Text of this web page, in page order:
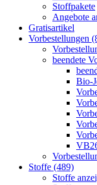
Stoffpakete
Angebote
Gratisartikel
Vorbestellungen
beendete
Bio-
Stoffe (489)
Stoffe